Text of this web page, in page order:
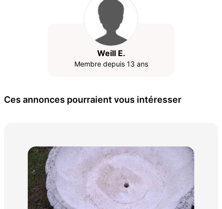
Weill E.
Membre depuis 13 ans
Ces annonces pourraient vous intéresser